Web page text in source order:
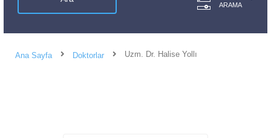
ARAMA
Ana Sayfa Doktorlar Uzm. Dr. Halise Yollı